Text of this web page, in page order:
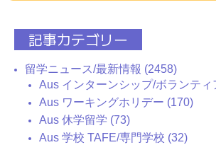
記事カテゴリー
留学ニュース/最新情報 (2458)
Aus インターンシップ/ボランティ
Aus ワーキングホリデー (170)
Aus 休学留学 (73)
Aus 学校 TAFE/専門学校 (32)